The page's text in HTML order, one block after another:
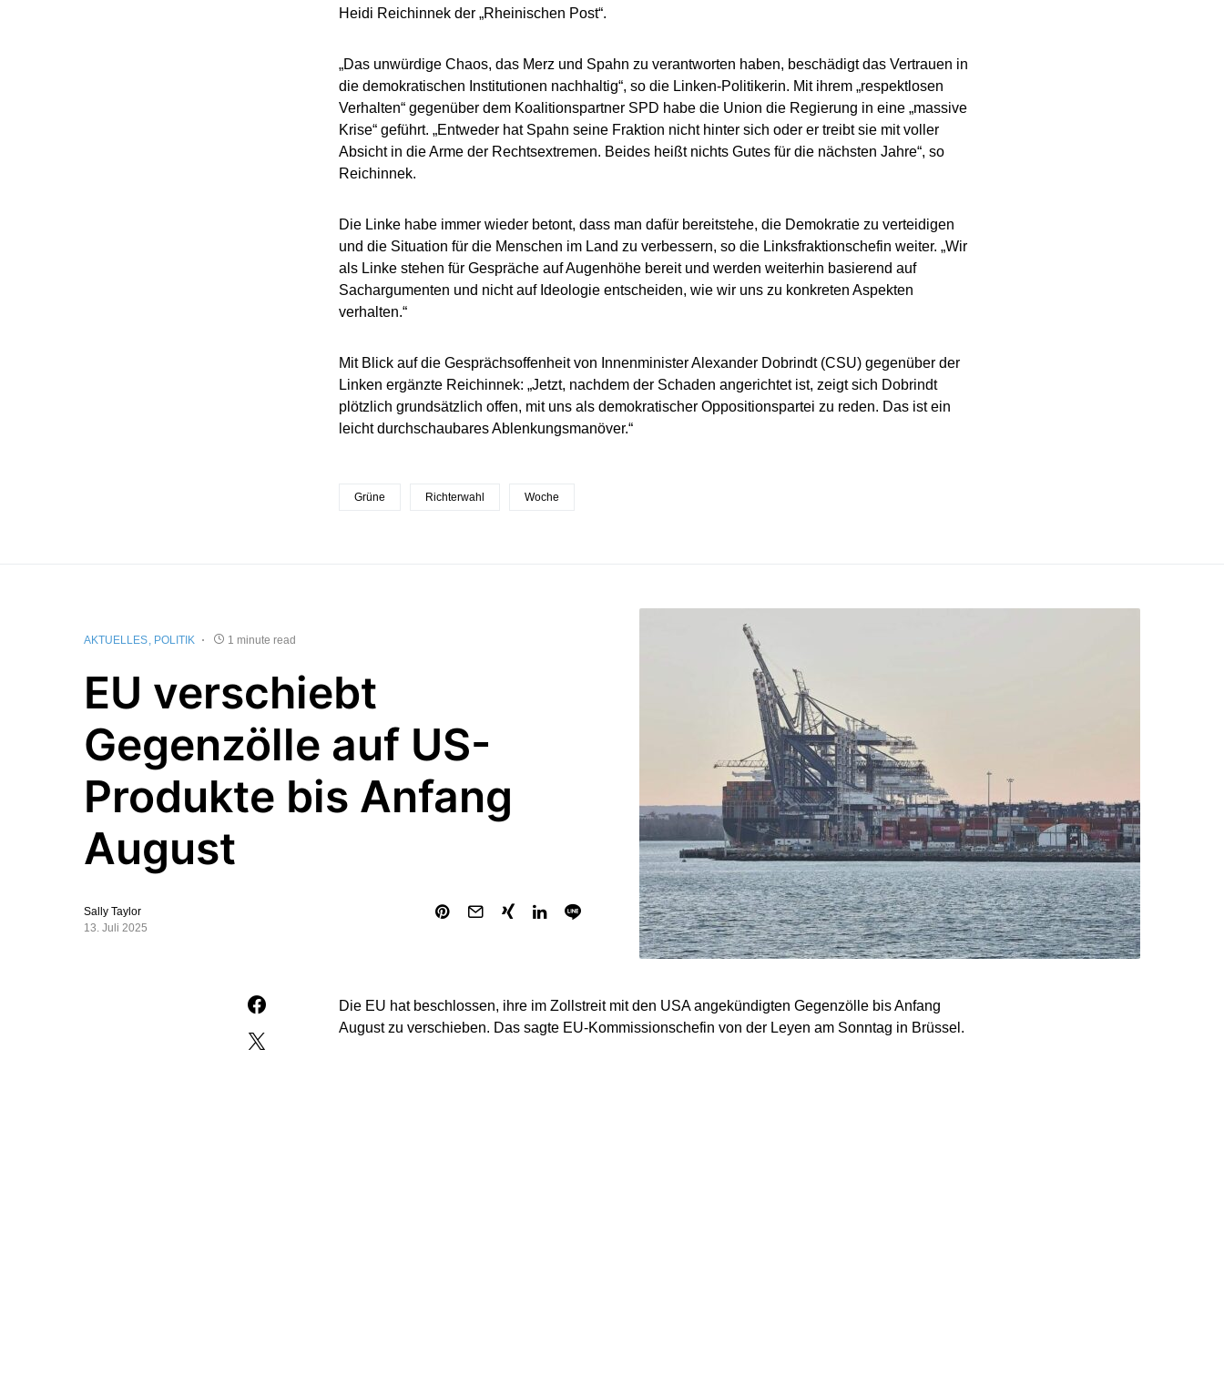
Heidi Reichinnek der „Rheinischen Post“.
„Das unwürdige Chaos, das Merz und Spahn zu verantworten haben, beschädigt das Vertrauen in
die demokratischen Institutionen nachhaltig“, so die Linken-Politikerin. Mit ihrem „respektlosen
Verhalten“ gegenüber dem Koalitionspartner SPD habe die Union die Regierung in eine „massive
Krise“ geführt. „Entweder hat Spahn seine Fraktion nicht hinter sich oder er treibt sie mit voller
Absicht in die Arme der Rechtsextremen. Beides heißt nichts Gutes für die nächsten Jahre“, so
Reichinnek.
Die Linke habe immer wieder betont, dass man dafür bereitstehe, die Demokratie zu verteidigen
und die Situation für die Menschen im Land zu verbessern, so die Linksfraktionschefin weiter. „Wir
als Linke stehen für Gespräche auf Augenhöhe bereit und werden weiterhin basierend auf
Sachargumenten und nicht auf Ideologie entscheiden, wie wir uns zu konkreten Aspekten
verhalten.“
Mit Blick auf die Gesprächsoffenheit von Innenminister Alexander Dobrindt (CSU) gegenüber der
Linken ergänzte Reichinnek: „Jetzt, nachdem der Schaden angerichtet ist, zeigt sich Dobrindt
plötzlich grundsätzlich offen, mit uns als demokratischer Oppositionspartei zu reden. Das ist ein
leicht durchschaubares Ablenkungsmanöver.“
Grüne Richterwahl Woche
AKTUELLES POLITIK 1 minute read
EU verschiebt
Gegenzölle auf US-
Produkte bis Anfang
August
Sally Taylor
13. Juli 2025
Die EU hat beschlossen, ihre im Zollstreit mit den USA angekündigten Gegenzölle bis Anfang
August zu verschieben. Das sagte EU-Kommissionschefin von der Leyen am Sonntag in Brüssel.